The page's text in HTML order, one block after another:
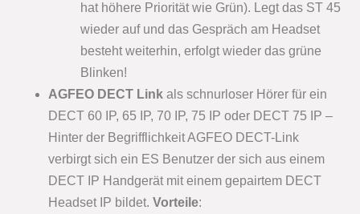
hat höhere Priorität wie Grün). Legt das ST 45
wieder auf und das Gespräch am Headset
besteht weiterhin, erfolgt wieder das grüne
Blinken!
AGFEO DECT Link als schnurloser Hörer für ein
DECT 60 IP, 65 IP, 70 IP, 75 IP oder DECT 75 IP –
Hinter der Begrifflichkeit AGFEO DECT-Link
verbirgt sich ein ES Benutzer der sich aus einem
DECT IP Handgerät mit einem gepairtem DECT
Headset IP bildet. Vorteile: